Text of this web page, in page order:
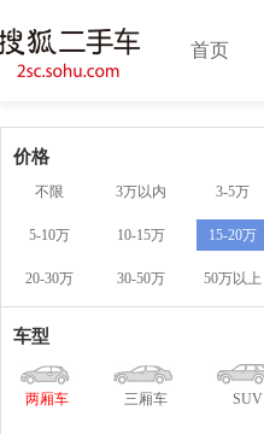
首页
价格
不限 3万以内 3-5万
5-10万 10-15万 15-20万
20-30万 30-50万 50万以上
车型
两厢车 三厢车 SUV